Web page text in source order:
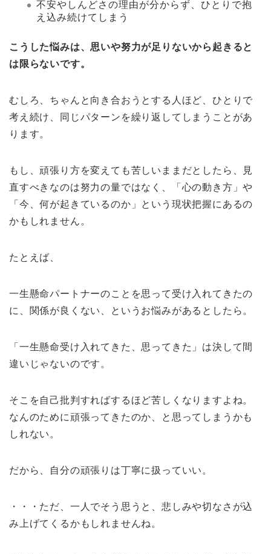
不安やしんどさの理由が分からず、ひとりで抱
え込み続けてしまう
こうした悩みは、思いや努力が足りないから起きると
は限らないです。
むしろ、ちゃんと向き合おうとする人ほど、ひとりで
考え続け、同じパターンを繰り返してしまうことがあ
ります。
もし、頑張り方を変えても苦しいままだとしたら、見
直すべきなのは努力の量ではなく、「心の動き方」や
「今、何が起きているのか」という現状把握にあるの
かもしれません。
たとえば、
一生懸命パートナーのことを思って受け入れてきたの
に、関係が良くない、というお悩みがあるとしたら。
「一生懸命受け入れてきた、思ってきた」は決して間
違いじゃないのです。
そこを自己批判すればするほど苦しくなりますよね。
なんのために頑張ってきたのか、と思ってしまうかも
しれない。
だから、自分の頑張りは丁寧に扱っていい。
・・・ただ、一人でそう思うと、悲しみや切なさが込
み上げてくるかもしれませんね。